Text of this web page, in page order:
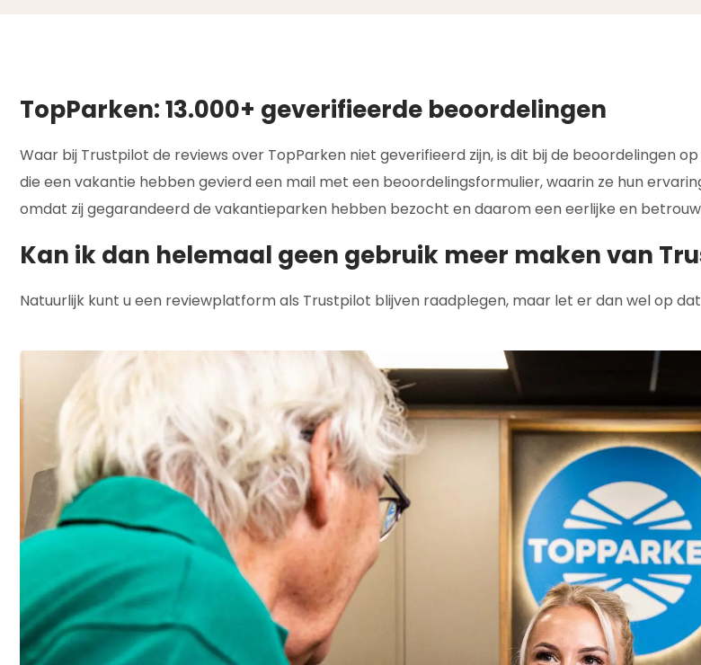
TopParken: 13.000+ geverifieerde beoordelingen
Waar bij Trustpilot de reviews over TopParken niet geverifieerd zijn, is dit bij de beoordelingen
die een vakantie hebben gevierd een mail met een beoordelingsformulier, waarin ze hun
omdat zij gegarandeerd de vakantieparken hebben bezocht en daarom een eerlijke en
Kan ik dan helemaal geen gebruik meer maken van
Natuurlijk kunt u een reviewplatform als Trustpilot blijven raadplegen, maar let er dan wel op